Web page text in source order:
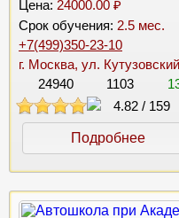
Цена: 24000.00 ₽
Срок обучения: 2.5 мес.
+7(499)350-23-10
г. Москва, ул.
24940
1103
4.82 / 159
Подробнее